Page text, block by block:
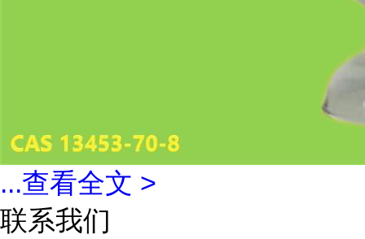
...查看全文 >
联系我们